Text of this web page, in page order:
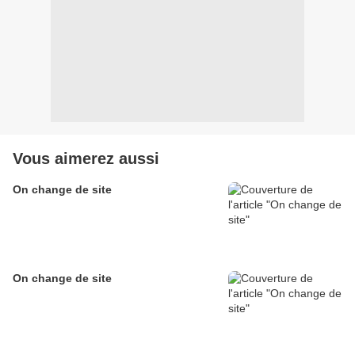
Vous aimerez aussi
On change de site
On change de site